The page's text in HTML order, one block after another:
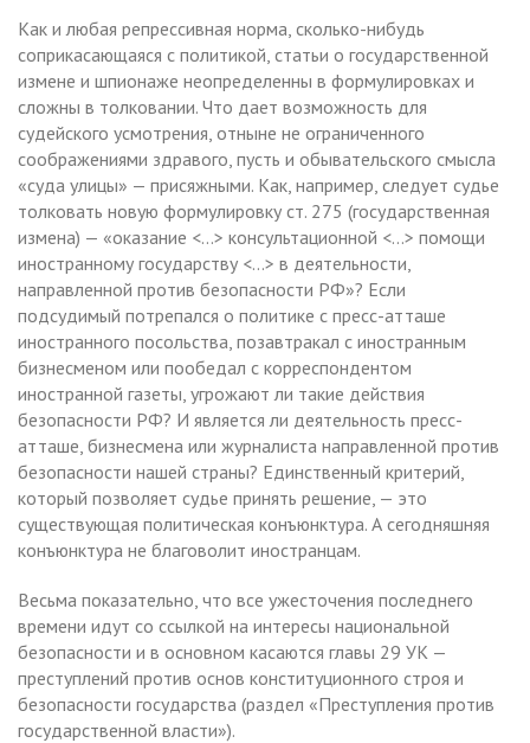
Как и любая репрессивная норма, сколько-нибудь
соприкасающаяся с политикой, статьи о государственной
измене и шпионаже неопределенны в формулировках и
сложны в толковании. Что дает возможность для
судейского усмотрения, отныне не ограниченного
соображениями здравого, пусть и обывательского смысла
«суда улицы» — присяжными. Как, например, следует судье
толковать новую формулировку ст. 275 (государственная
измена) — «оказание <...> консультационной <...> помощи
иностранному государству <...> в деятельности,
направленной против безопасности РФ»? Если
подсудимый потрепался о политике с пресс-атташе
иностранного посольства, позавтракал с иностранным
бизнесменом или пообедал с корреспондентом
иностранной газеты, угрожают ли такие действия
безопасности РФ? И является ли деятельность пресс-
атташе, бизнесмена или журналиста направленной против
безопасности нашей страны? Единственный критерий,
который позволяет судье принять решение, — это
существующая политическая конъюнктура. А сегодняшняя
конъюнктура не благоволит иностранцам.
Весьма показательно, что все ужесточения последнего
времени идут со ссылкой на интересы национальной
безопасности и в основном касаются главы 29 УК —
преступлений против основ конституционного строя и
безопасности государства (раздел «Преступления против
государственной власти»).